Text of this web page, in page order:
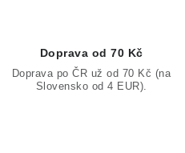
Doprava od 70 Kč
Doprava po ČR už od 70 Kč (na
Slovensko od 4 EUR).